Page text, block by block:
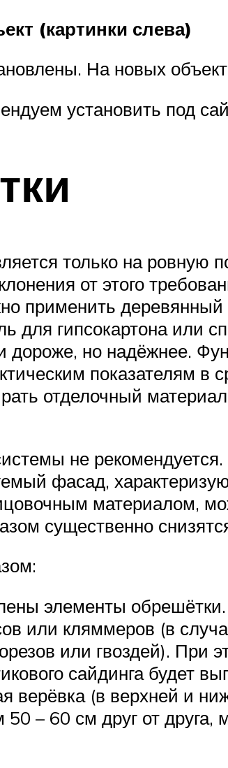
(картинки слева)
На новых
установить под
только на ровную
от этого
применить
для гипсокартона или
но надёжнее.
показателям в
отделочный
не
фасад,
материалом,
существенно
элементы
или кляммеров (в
или гвоздей). При
сайдинга будет
верёвка (в верхней и
– 60 см друг от друга,